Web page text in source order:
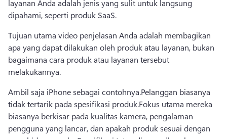
layanan Anda adalah jenis yang sulit untuk langsung
dipahami, seperti produk SaaS.
Tujuan utama video penjelasan Anda adalah membagikan
apa yang dapat dilakukan oleh produk atau layanan, bukan
bagaimana cara produk atau layanan tersebut
melakukannya.
Ambil saja iPhone sebagai contohnya.Pelanggan biasanya
tidak tertarik pada spesifikasi produk.Fokus utama mereka
biasanya berkisar pada kualitas kamera, pengalaman
pengguna yang lancar, dan apakah produk sesuai dengan